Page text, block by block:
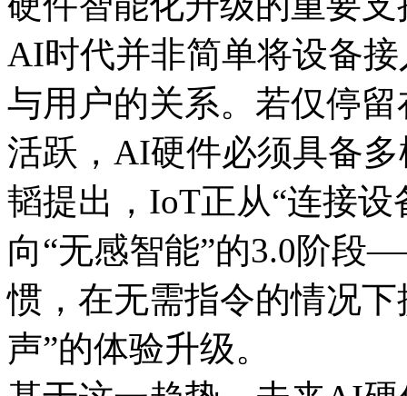
AI时代并非简单将设备
与用户的关系。若仅停
活跃，AI硬件必须具备
韬提出，IoT正从“连接设
向“无感智能”的3.0阶段
惯，在无需指令的情况
声”的体验升级。